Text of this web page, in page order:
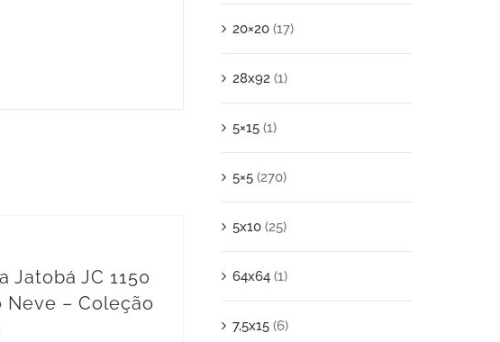
Jatobá JC 1150
Neve – Coleção
20×20 (17)
28x92 (1)
5×15 (1)
5×5 (270)
5x10 (25)
64x64 (1)
7,5x15 (6)